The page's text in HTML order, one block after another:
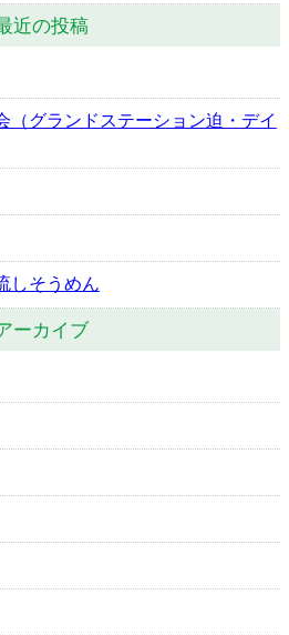
近の投稿
（グランドステーション迫・デイ
しそうめん
ーカイブ